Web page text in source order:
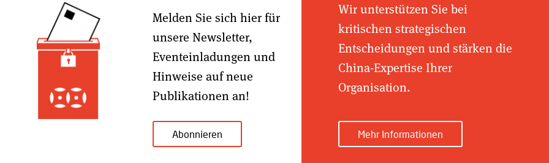
Melden Sie sich hier für
unsere Newsletter,
Eventeinladungen und
Hinweise auf neue
Publikationen an!
Abonnieren
Wir unterstützen Sie bei
kritischen strategischen
Entscheidungen und stärken die
China-Expertise Ihrer
Organisation.
Mehr Informationen